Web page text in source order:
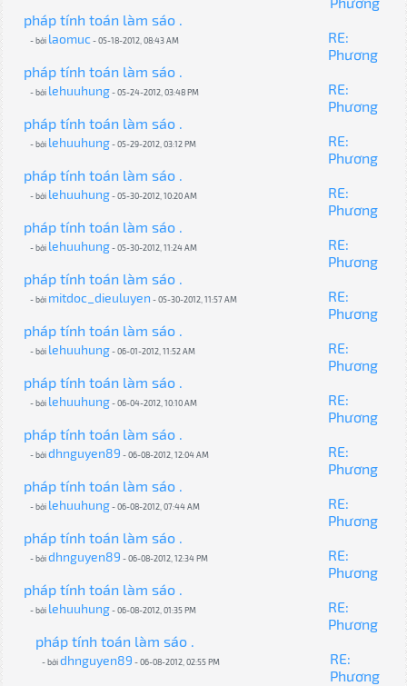
pháp tính toán làm sáo .
- bởi laomuc- 05-18-2012, 08:43 AM
RE:
Phương
pháp tính toán làm sáo .
- bởi lehuuhung- 05-24-2012, 03:48 PM
RE:
Phương
pháp tính toán làm sáo .
- bởi lehuuhung- 05-29-2012, 03:12 PM
RE:
Phương
pháp tính toán làm sáo .
- bởi lehuuhung- 05-30-2012, 10:20 AM
RE:
Phương
pháp tính toán làm sáo .
- bởi lehuuhung- 05-30-2012, 11:24 AM
RE:
Phương
pháp tính toán làm sáo .
- bởi mitdoc_dieuluyen - 05-30-2012, 11:57 AM
RE:
Phương
pháp tính toán làm sáo .
- bởi lehuuhung- 06-01-2012, 11:52 AM
RE:
Phương
pháp tính toán làm sáo .
- bởi lehuuhung- 06-04-2012, 10:10 AM
RE:
Phương
pháp tính toán làm sáo .
- bởidhnguyen89 - 06-08-2012, 12:04 AM
RE:
Phương
pháp tính toán làm sáo .
- bởi lehuuhung- 06-08-2012, 07:44 AM
RE:
Phương
pháp tính toán làm sáo .
- bởidhnguyen89 - 06-08-2012, 12:34 PM
RE:
Phương
pháp tính toán làm sáo .
- bởi lehuuhung- 06-08-2012, 01:35 PM
RE:
Phương
pháp tính toán làm sáo .
- bởidhnguyen89 - 06-08-2012, 02:55 PM
RE:
Phương